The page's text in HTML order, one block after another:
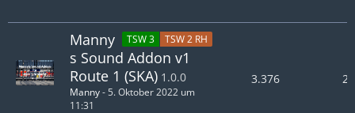
TSW 3 TSW 2 RH
Manny
s Sound Addon v1
Route 1 (SKA) 1.0.0
Manny- 5. Oktober 2022 um
11:31
3.376